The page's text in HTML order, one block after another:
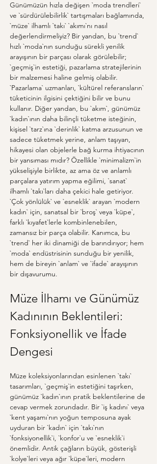
Günümüzün hızla değişen `moda trendleri`
ve `sürdürülebilirlik` tartışmaları bağlamında,
`müze` ilhamlı `takı` `akımı`nı nasıl
değerlendirmeliyiz? Bir yandan, bu `trend`
hızlı `moda`nın sunduğu sürekli yenilik
arayışının bir parçası olarak görülebilir;
`geçmiş`in estetiği, pazarlama stratejilerinin
bir malzemesi haline gelmiş olabilir.
`Pazarlama` uzmanları, `kültürel referansların`
tüketicinin ilgisini çektiğini bilir ve bunu
kullanır. Diğer yandan, bu `akım`, günümüz
`kadın`ının daha bilinçli tüketme isteğinin,
kişisel `tarz`ına `derinlik` katma arzusunun ve
sadece tüketmek yerine, anlam taşıyan,
hikayesi olan objelerle bağ kurma ihtiyacının
bir yansıması mıdır? Özellikle `minimalizm`in
yükselişiyle birlikte, az ama öz ve anlamlı
parçalara yatırım yapma eğilimi, `sanat`
ilhamlı `takı`ları daha çekici hale getiriyor.
`Çok yönlülük` ve `esneklik` arayan `modern
kadın` için, sanatsal bir `broş` veya `küpe`,
farklı `kıyafet`lerle kombinlenebilen,
zamansız bir parça olabilir. Kanımca, bu
`trend` her iki dinamiği de barındırıyor; hem
`moda` endüstrisinin sunduğu bir yenilik,
hem de bireyin `anlam` ve `ifade` arayışının
bir dışavurumu.
Müze İlhamı ve Günümüz
Kadınının Beklentileri:
Fonksiyonellik ve İfade
Dengesi
Müze koleksiyonlarından esinlenen `takı`
tasarımları, `geçmiş`in estetiğini taşırken,
günümüz `kadın`ının pratik beklentilerine de
cevap vermek zorundadır. Bir `iş kadını` veya
`kent yaşamı`nın yoğun temposuna ayak
uyduran bir `kadın` için `takı`nın
`fonksiyonellik`i, `konfor`u ve `esneklik`i
önemlidir. Antik çağların büyük, gösterişli
`kolye`leri veya ağır `küpe`leri, modern